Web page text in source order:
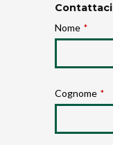
Contattaci
Nome *
Cognome *